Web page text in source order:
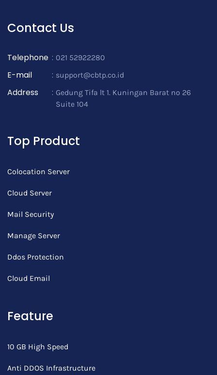
Contact Us
Telephone : 021 52922280
E-mail : support@cbtp.co.id
Address : Gedung Tifa lt 1. Kuningan Barat no 26
Suite 104
Top Product
Colocation Server
Cloud Server
Mail Security
Manage Server
Ddos Protection
Cloud Email
Feature
10 GB High Speed
Anti DDOS Infrastructure